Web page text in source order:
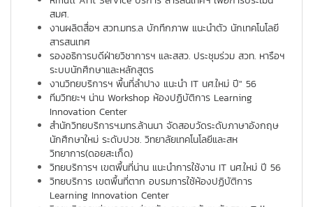
สมศ.
งานผลิตสื่อฯ สวท.มทร.ล บักทึกภาพ แนะนำตัว นักเทคโนโลยี
สารสนเทศ
รองอธิการบดีฝ่ายวิชาการฯ และสสว. ประชุมร่วม สวท. หารือฯ
ระบบนักศึกษาและหลักสูตร
งานวิทยบริการฯ พื้นที่ลำปาง แนะนำ IT นศ.ใหม่ ปี" 56
ทีมวิทยะฯ น่าน Workshop ห้องปฏิบัติการ Learning
Innovation Center
สำนักวิทยบริการฯ.มทร.ล้านนา จัดสอบวัดระดับภาษาอังกฤษ
นักศึกษาใหม่ ระดับปวช. วิทยาลัยเทคโนโลยีและสห
วิทยาการ(ดอยสะเก็ด)
วิทยบริการฯ เขตพื้นที่น่าน แนะนำการใช้งาน IT นศ.ใหม่ ปี 56
วิทยบริการ เขตพื้นที่ตาก อบรมการใช้ห้องปฏิบัติการ
Learning Innovation Center